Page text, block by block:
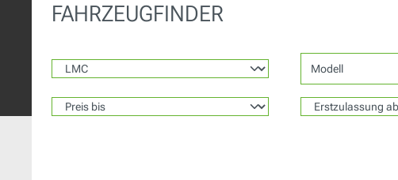
FAHRZEUGFINDER
Modell